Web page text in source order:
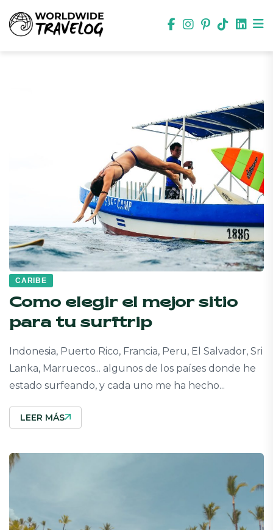
CARIBE
Como elegir el mejor sitio
para tu surftrip
Indonesia, Puerto Rico, Francia, Peru, El Salvador, Sri
Lanka, Marruecos... algunos de los países donde he
estado surfeando, y cada uno me ha hecho...
LEER MÁS